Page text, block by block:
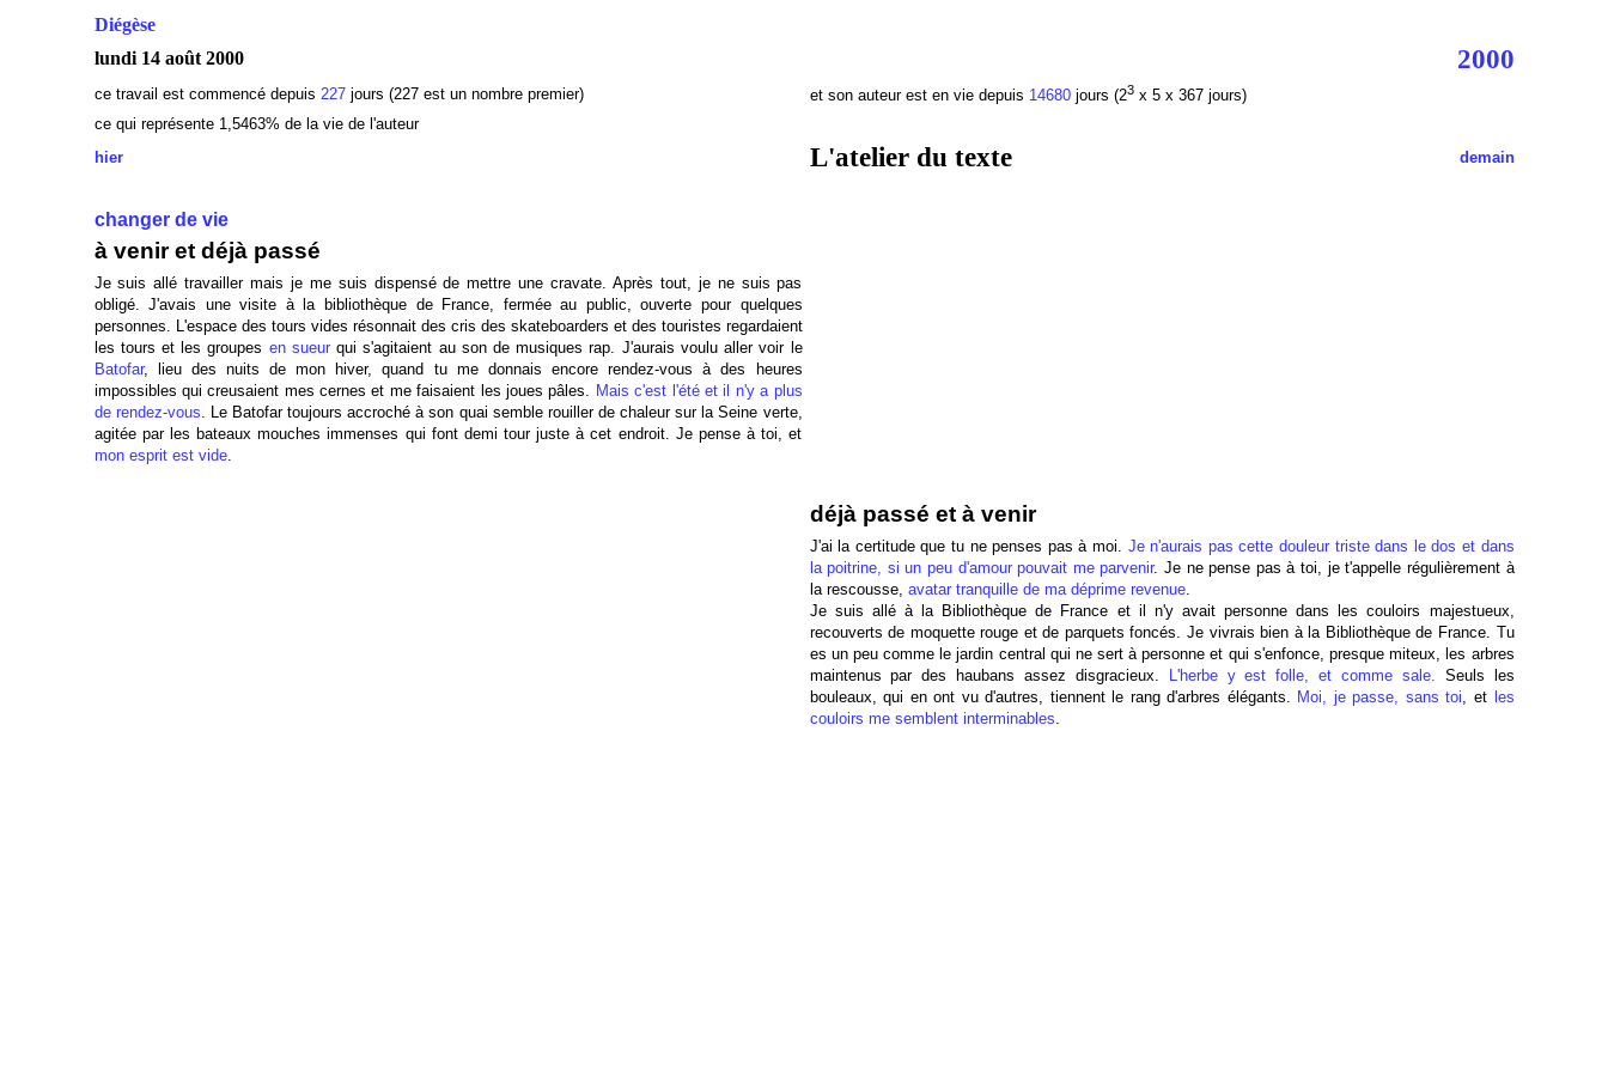
Diégèse
lundi 14 août 2000
2000
ce travail est commencé depuis 227jours (227 est un nombre premier) et son auteur est en vie depuis 14680jours (23x 5 x 367 jours)
ce qui représente 1,5463% de la vie de l'auteur
hier
L'atelier du texte demain
changer de vie
à venir et déjà passé
Je suis allé travailler mais je me suis dispensé de mettre une cravate. Après tout, je ne suis pas
obligé. J'avais une visite à la bibliothèque de France, fermée au public, ouverte pour quelques
personnes. L'espace des tours vides résonnait des cris des skateboarders et des touristes regardaient
les tours et les groupes en sueurqui s'agitaient au son de musiques rap. J'aurais voulu aller voir le
Batofar, lieu des nuits de mon hiver, quand tu me donnais encore rendez-vous à des heures
impossibles qui creusaient mes cernes et me faisaient les joues pâles. Mais c'est l'été et il n'y a plus
de rendez-vous. Le Batofar toujours accroché à son quai semble rouiller de chaleur sur la Seine verte,
agitée par les bateaux mouches immenses qui font demi tour juste à cet endroit. Je pense à toi, et
mon esprit est vide.
déjà passé et à venir
J'ai la certitude que tu ne penses pas à moi. Je n'aurais pas cette douleur triste dans le dos et dans
la poitrine, si un peu d'amour pouvait me parvenir. Je ne pense pas à toi, je t'appelle régulièrement à
la rescousse, avatar tranquille de ma déprime revenue.
Je suis allé à la Bibliothèque de France et il n'y avait personne dans les couloirs majestueux,
recouverts de moquette rouge et de parquets foncés. Je vivrais bien à la Bibliothèque de France. Tu
es un peu comme le jardin central qui ne sert à personne et qui s'enfonce, presque miteux, les arbres
maintenus par des haubans assez disgracieux.
L'herbe y est folle, et comme sale. Seuls les
bouleaux, qui en ont vu d'autres, tiennent le rang d'arbres élégants. Moi, je passe, sans toi, et les
couloirs me semblent interminables.